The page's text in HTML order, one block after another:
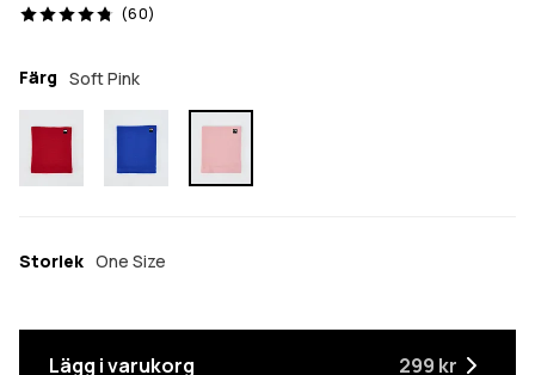
(60)
60 recensioner, 4.8/5
Färg Soft Pink
Storlek One Size
Lägg i varukorg 299 kr